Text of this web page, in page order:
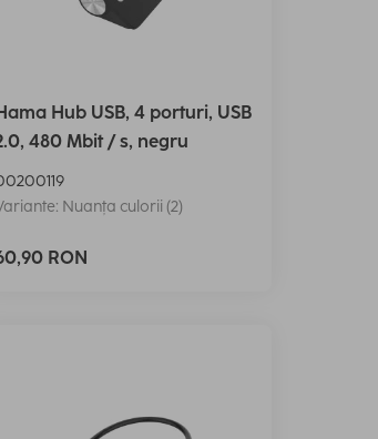
Hub USB, 4 porturi, USB
480 Mbit / s, negru
Nuanța culorii (2)
RON